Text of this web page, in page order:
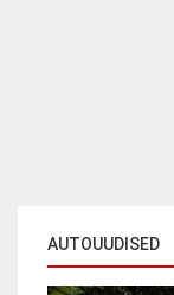
AUTOUUDISED